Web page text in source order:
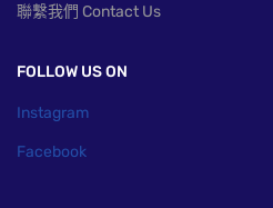
聯繫我們 Contact Us
FOLLOW US ON
Instagram
Facebook